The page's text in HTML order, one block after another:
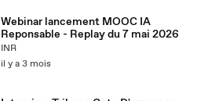
Webinar lancement MOOC IA
Reponsable - Replay du 7 mai 2026
INR
il y a 3 mois